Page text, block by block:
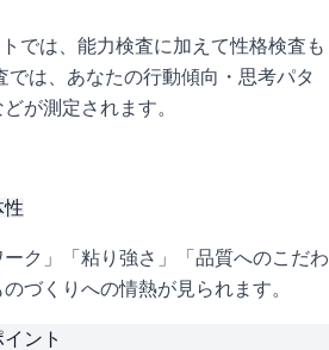
では、能力検査に加えて性格検査も
では、あなたの行動傾向・思考パタ
が測定されます。
性
ク」「粘り強さ」「品質へのこだわ
づくりへの情熱が見られます。
ント